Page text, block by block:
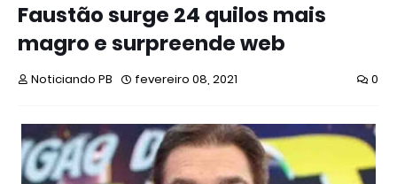
Faustão surge 24 quilos mais
magro e surpreende web
Noticiando PB fevereiro 08, 2021 0